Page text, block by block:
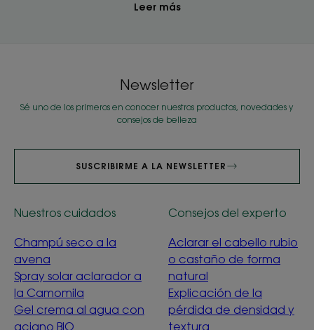
Leer más
Newsletter
Sé uno de los primeros en conocer nuestros productos, novedades y
consejos de belleza
SUSCRIBIRME A LA NEWSLETTER
Nuestros cuidados
Champú seco a la
avena
Spray solar aclarador a
la Camomila
Gel crema al agua con
aciano BIO
Consejos del experto
Aclarar el cabello rubio
o castaño de forma
natural
Explicación de la
pérdida de densidad y
textura